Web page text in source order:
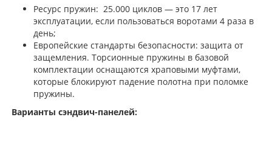
Ресурс пружин: 25.000 циклов — это 17 лет
эксплуатации, если пользоваться воротами 4 раза в
день;
Европейские стандарты безопасности: защита от
защемления. Торсионные пружины в базовой
комплектации оснащаются храповыми муфтами,
которые блокируют падение полотна при поломке
пружины.
Варианты сэндвич-панелей: